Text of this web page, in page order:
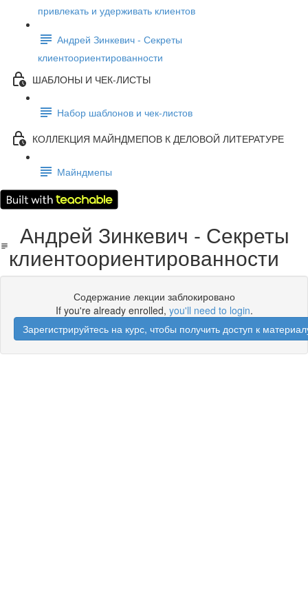
привлекать и удерживать клиентов
Андрей Зинкевич - Секреты
клиентоориентированности
ШАБЛОНЫ И ЧЕК-ЛИСТЫ
Набор шаблонов и чек-листов
КОЛЛЕКЦИЯ МАЙНДМЕПОВ К ДЕЛОВОЙ ЛИТЕРАТУРЕ
Майндмепы
Андрей Зинкевич - Секреты
клиентоориентированности
Содержание лекции заблокировано
If you're already enrolled, you'll need to login.
Зарегистрируйтесь на курс, чтобы получить доступ к